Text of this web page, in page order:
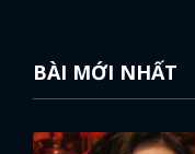
BÀI MỚI NHẤT